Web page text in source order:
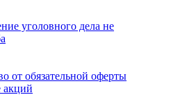
уголовного дела не
от обязательной оферты
акций